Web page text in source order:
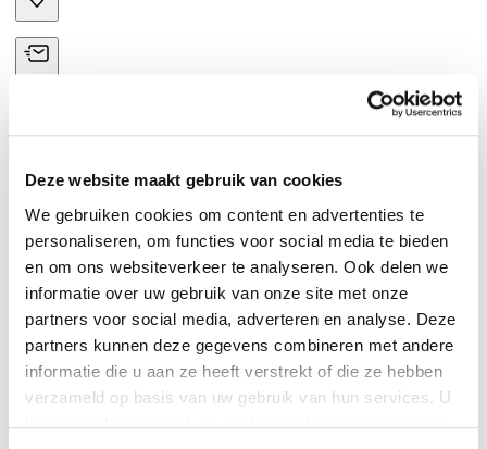
Deze website maakt gebruik van cookies
We gebruiken cookies om content en advertenties te
personaliseren, om functies voor social media te bieden
en om ons websiteverkeer te analyseren. Ook delen we
informatie over uw gebruik van onze site met onze
partners voor social media, adverteren en analyse. Deze
partners kunnen deze gegevens combineren met andere
informatie die u aan ze heeft verstrekt of die ze hebben
verzameld op basis van uw gebruik van hun services. U
kunt op ieder moment uw cookievoorkeuren aanpassen